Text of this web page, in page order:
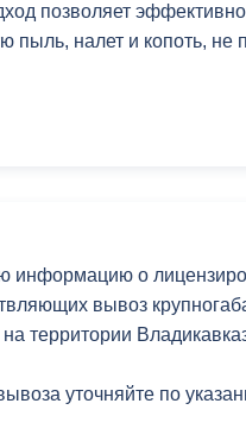
Информация
органа
позволяет
пыль, налет и копоть, не
информацию о
вывоз
территории
уточняйте по